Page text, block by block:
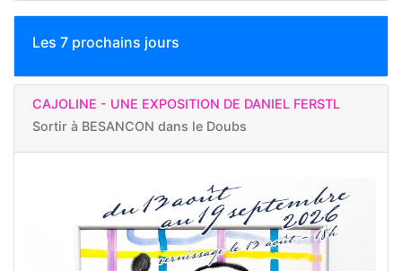
Les 7 prochains jours
CAJOLINE - UNE EXPOSITION DE DANIEL FERSTL
Sortir à BESANCON dans le Doubs